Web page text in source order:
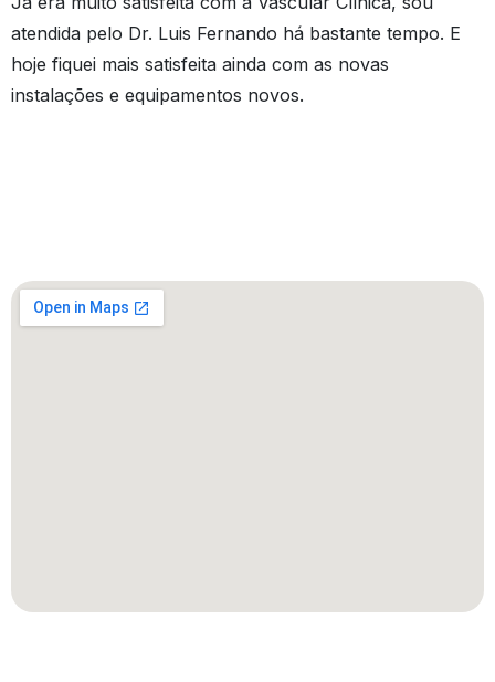
atendida pelo Dr. Luis Fernando há bastante tempo. E
hoje fiquei mais satisfeita ainda com as novas
instalações e equipamentos novos.